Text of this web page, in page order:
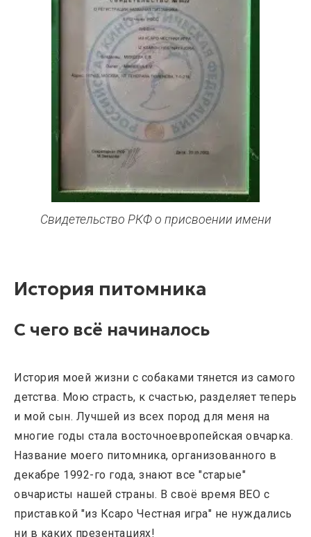
Свидетельство РКФ о присвоении имени
История питомника
С чего всё начиналось
История моей жизни с собаками тянется из самого
детства. Мою страсть, к счастью, разделяет теперь
и мой сын. Лучшей из всех пород для меня на
многие годы стала восточноевропейская овчарка.
Название моего питомника, организованного в
декабре 1992-го года, знают все "старые"
овчаристы нашей страны. В своё время ВЕО с
приставкой "из Ксаро Честная игра" не нуждались
ни в каких презентациях!